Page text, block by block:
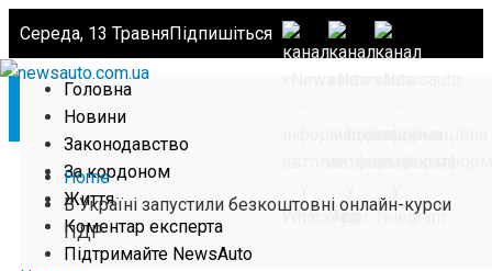
Середа, 13 ТравняПідпишіться
Головна
Новини
Законодавство
За кордоном
Життя
Коментар експерта
Підтримайте NewsAuto
Home
В Україні запустили безкоштовні онлайн-курси
ПДР